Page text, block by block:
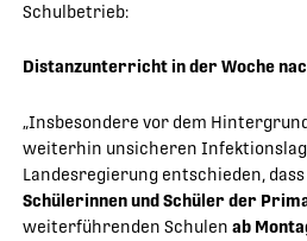
Schulbetrieb:
Distanzunterricht in der Woche
„Insbesondere vor dem
weiterhin unsicheren
Landesregierung entschieden, dass
Schülerinnen und Schüler der
weiterführenden Schulen ab